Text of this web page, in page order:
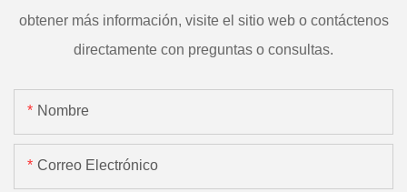
obtener más información, visite el sitio web o contáctenos
directamente con preguntas o consultas.
Nombre
Correo Electrónico